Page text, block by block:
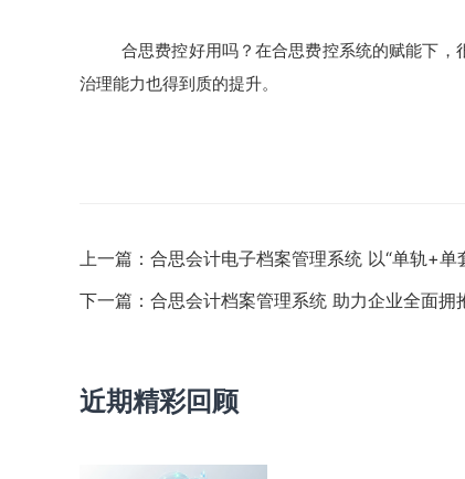
合思费控好用吗？在合思费控系统的赋能下
治理能力也得到质的提升。
上一篇： 合思会计电子档案管理系统 以“单轨+单
下一篇： 合思会计档案管理系统 助力企业全面拥
近期精彩回顾